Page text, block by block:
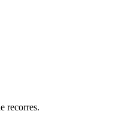
recorres.